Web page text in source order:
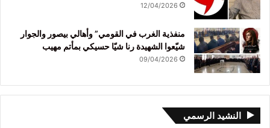
12/04/2026
منفذية الغرب في القومي” وأهالي بيصور والجوار
شيّعوا الشهيدة رنا شيّا حسيكي بمأتم مهيب
09/04/2026
النشيد الرسمي